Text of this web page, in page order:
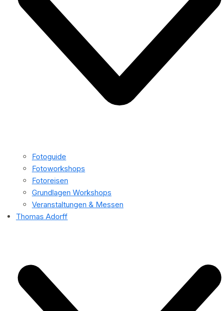
Fotoguide
Fotoworkshops
Fotoreisen
Grundlagen Workshops
Veranstaltungen & Messen
Thomas Adorff